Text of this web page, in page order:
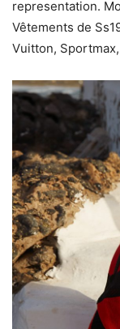
representation.
Vêtements de
Vuitton,